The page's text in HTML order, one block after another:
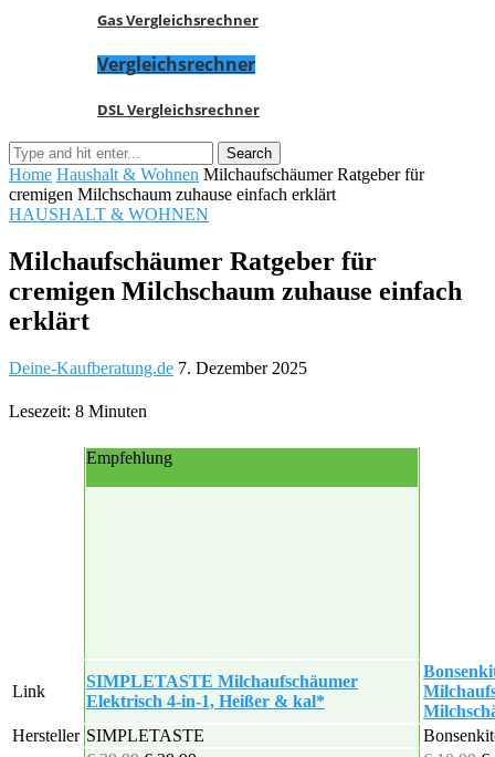
Gas Vergleichsrechner
Vergleichsrechner
DSL Vergleichsrechner
Home Haushalt & Wohnen Milchaufschäumer Ratgeber für
cremigen Milchschaum zuhause einfach erklärt
HAUSHALT & WOHNEN
Milchaufschäumer Ratgeber für
cremigen Milchschaum zuhause einfach
erklärt
Deine-Kaufberatung.de 7. Dezember 2025
Lesezeit: 8 Minuten
Empfehlung
Link
SIMPLETASTE Milchaufschäumer
Elektrisch 4-in-1, Heißer & kal*
Hersteller SIMPLETASTE